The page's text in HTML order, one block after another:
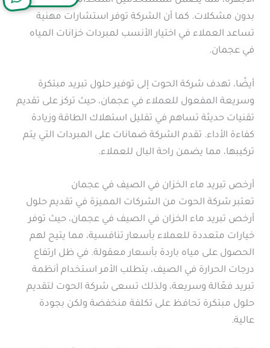
بدون مشكلات. كما أن الشركة توفر استشارات مهنية
تساعد العملاء في اختيار الأنسب لمبردات خزانات المياه
في عجمان.
أيضًا، تهدف شركة الحوت إلى توفير حلول تبريد مبتكرة
وسريعة المفعول للعملاء في عجمان، حيث تركز على تقديم
تقنيات حديثة تساهم في تقليل استهلاك الطاقة وزيادة
كفاءة الأداء. تقدم الشركة ضمانات على المبردات التي يتم
تركيبها، مما يضمن راحة البال للعملاء.
أرخص تبريد ماء الخزان في الصيف في عجمان
تعتبر شركة الحوت من الشركات المميزة في تقديم حلول
أرخص تبريد ماء الخزان في الصيف في عجمان، حيث توفر
خيارات متعددة للعملاء بأسعار تنافسية، مما يتيح لهم
الحصول على مياه باردة بأسعار معقولة. في ظل ارتفاع
درجات الحرارة في الصيف، يتطلب الأمر استخدام أنظمة
تبريد فعّالة وسريعة، ولذلك تسعى شركة الحوت لتقديم
حلول مبتكرة تحافظ على تكلفة منخفضة ولكن بجودة
عالية.